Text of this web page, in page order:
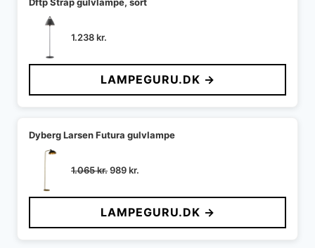
1.238kr.
LAMPEGURU.DK →
Dyberg Larsen Futura gulvlampe
1.065kr.Den
pris
var:
1.065 kr..
989kr.
pris
er:
989 kr..
LAMPEGURU.DK →